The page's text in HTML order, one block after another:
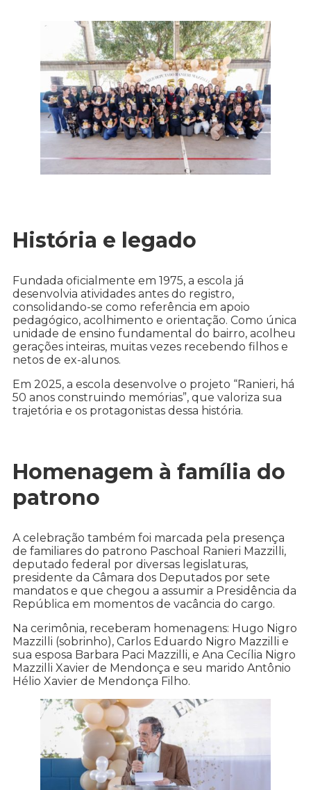
História e legado
Fundada oficialmente em 1975, a escola já
desenvolvia atividades antes do registro,
consolidando-se como referência em apoio
pedagógico, acolhimento e orientação. Como única
unidade de ensino fundamental do bairro, acolheu
gerações inteiras, muitas vezes recebendo filhos e
netos de ex-alunos.
Em 2025, a escola desenvolve o projeto “Ranieri, há
50 anos construindo memórias”, que valoriza sua
trajetória e os protagonistas dessa história.
Homenagem à família do
patrono
A celebração também foi marcada pela presença
de familiares do patrono Paschoal Ranieri Mazzilli,
deputado federal por diversas legislaturas,
presidente da Câmara dos Deputados por sete
mandatos e que chegou a assumir a Presidência da
República em momentos de vacância do cargo.
Na cerimônia, receberam homenagens: Hugo Nigro
Mazzilli (sobrinho), Carlos Eduardo Nigro Mazzilli e
sua esposa Barbara Paci Mazzilli, e Ana Cecília Nigro
Mazzilli Xavier de Mendonça e seu marido Antônio
Hélio Xavier de Mendonça Filho.